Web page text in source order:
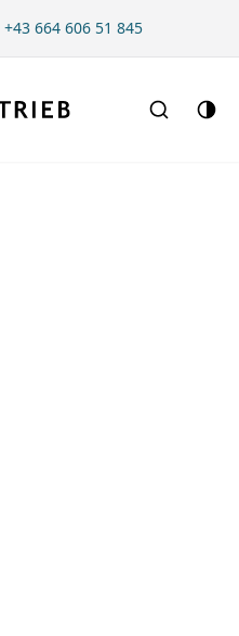
+43 664 606 51 845
Search